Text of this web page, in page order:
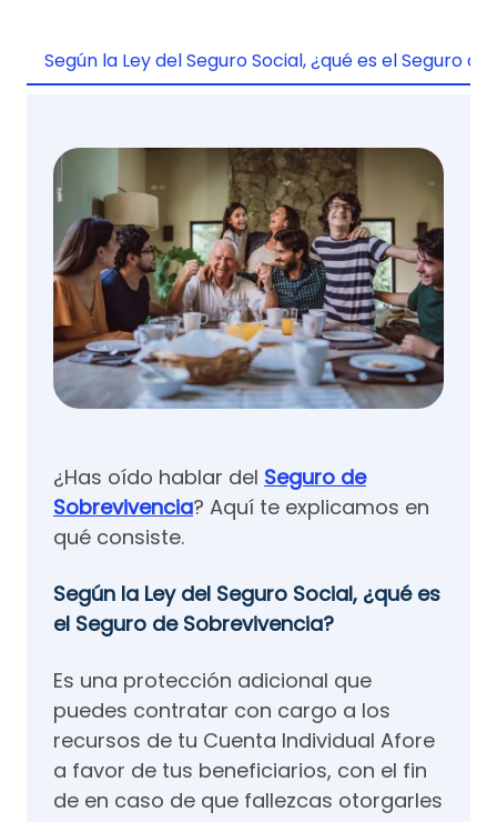
Según la Ley del Seguro Social, ¿qué es el Seguro
¿Has oído hablar del Seguro de
Sobrevivencia? Aquí te explicamos en
qué consiste.
Según la Ley del Seguro Social, ¿qué es
el Seguro de Sobrevivencia?
Es una protección adicional que
puedes contratar con cargo a los
recursos de tu Cuenta Individual Afore
a favor de tus beneficiarios, con el fin
de en caso de que fallezcas otorgarles